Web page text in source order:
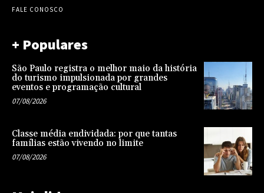
FALE CONOSCO
+ Populares
São Paulo registra o melhor maio da história
do turismo impulsionada por grandes
eventos e programação cultural
07/08/2026
Classe média endividada: por que tantas
famílias estão vivendo no limite
07/08/2026